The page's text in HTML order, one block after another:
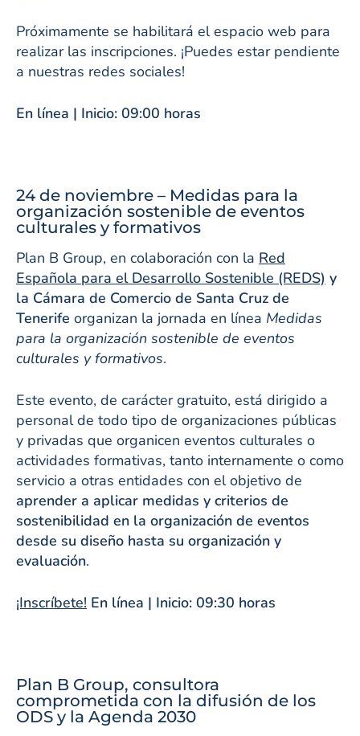
Próximamente se habilitará el espacio web para
realizar las inscripciones. ¡Puedes estar pendiente
a nuestras redes sociales!
En línea | Inicio: 09:00 horas
24 de noviembre – Medidas para la
organización sostenible de eventos
culturales y formativos
Plan B Group, en colaboración con la Red
Española para el Desarrollo Sostenible (REDS) y
la Cámara de Comercio de Santa Cruz de
Tenerife organizan la jornada en línea Medidas
para la organización sostenible de eventos
culturales y formativos.
Este evento, de carácter gratuito, está dirigido a
personal de todo tipo de organizaciones públicas
y privadas que organicen eventos culturales o
actividades formativas, tanto internamente o como
servicio a otras entidades con el objetivo de
aprender a aplicar medidas y criterios de
sostenibilidad en la organización de eventos
desde su diseño hasta su organización y
evaluación.
¡Inscríbete! En línea | Inicio: 09:30 horas
Plan B Group, consultora
comprometida con la difusión de los
ODS y la Agenda 2030